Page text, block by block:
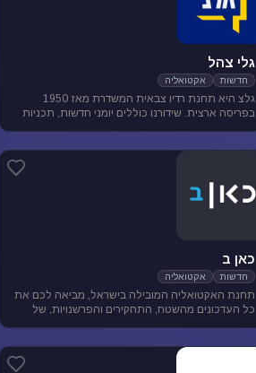
גלי צהל
חדשות אקטואליה
גלצ היא תחנת רדיו צבאית המשדרת מאז 1950
בפריסה ארצית. שידורנו כוללים יומני חדשות, תכניות
כאן ב
חדשות אקטואליה
תחנת האקטואליה המובילה בישראל, מביאה לכם את
כל העדכונים מהשטח, התחקירים והפרשנויות, של